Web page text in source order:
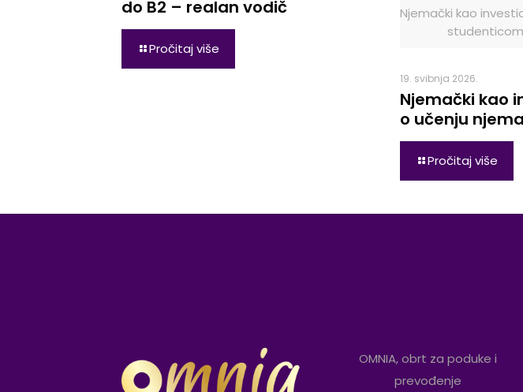
do B2 – realan vodič
Pročitaj više
Njemački kao
19. svibnja 2026.
Njemački kao
o učenju
Pročitaj više
OMNIA, obrt za poduke i
prevođenje